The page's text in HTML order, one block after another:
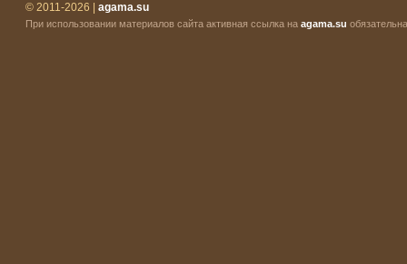
© 2011-2026 | agama.su
При использовании материалов сайта активная ссылка на agama.su